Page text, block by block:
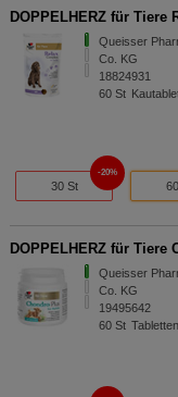
DOPPELHERZ für Tiere
Queisser
Co. KG
18824931
60 St
30 St
20%
DOPPELHERZ für Tiere
Queisser
Co. KG
19495642
60 St Tabletten